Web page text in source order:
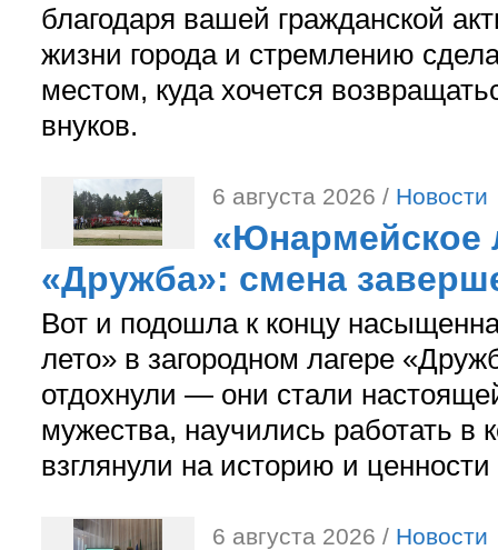
благодаря вашей гражданской
жизни города и стремлению
местом, куда хочется
внуков.
6 августа 2026 / Новости
«Юнармейское
«Дружба»: смена
Вот и подошла к концу
лето» в загородном лагере
отдохнули — они стали
мужества, научились работать в
взглянули на историю и
6 августа 2026 / Новости